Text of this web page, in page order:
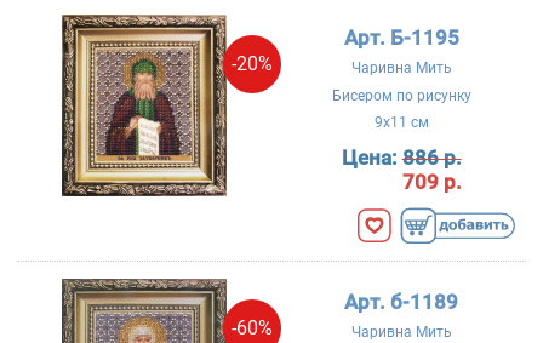
-20%
Арт. Б-1195
Чаривна Мить
Бисером по рисунку
9x11 см
Цена:886 р.
709 р.
-60%
Арт. б-1189
Чаривна Мить